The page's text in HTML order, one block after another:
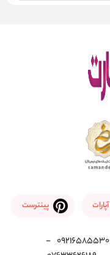
آپارات پینترست
09216585530
-